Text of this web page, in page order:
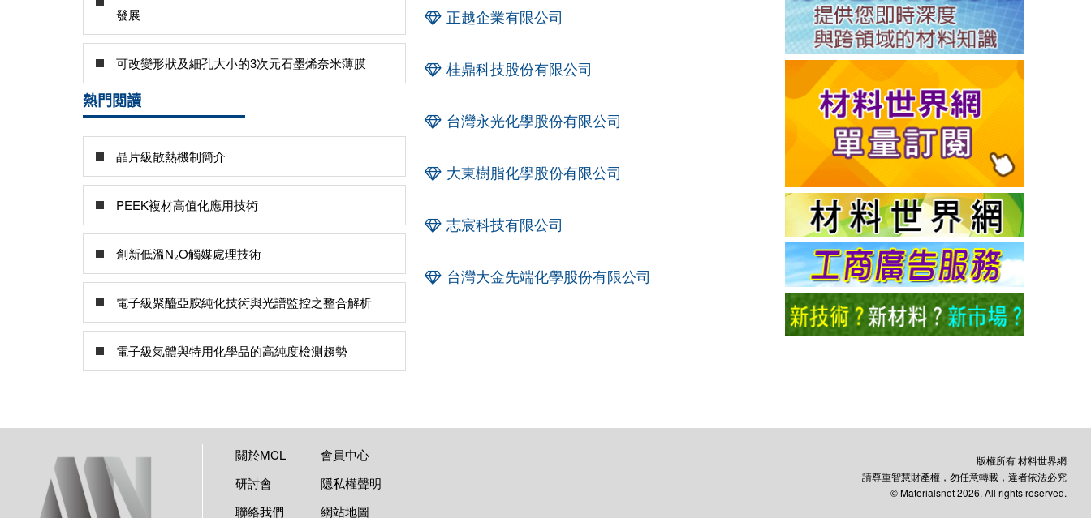
發展
可改變形狀及細孔大小的3次元石墨烯奈米薄膜
熱門閱讀
晶片級散熱機制簡介
PEEK複材高值化應用技術
創新低溫N₂O觸媒處理技術
電子級聚醯亞胺純化技術與光譜監控之整合解析
電子級氣體與特用化學品的高純度檢測趨勢
正越企業有限公司
桂鼎科技股份有限公司
台灣永光化學股份有限公司
大東樹脂化學股份有限公司
志宸科技有限公司
台灣大金先端化學股份有限公司
關於MCL
會員中心
研討會
隱私權聲明
聯絡我們
網站地圖
版權所有 材料世界網
請尊重智慧財產權，勿任意轉載，違者依法必究
© Materialsnet 2026. All rights reserved.